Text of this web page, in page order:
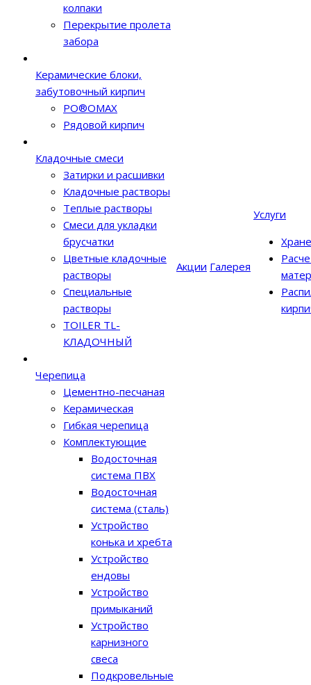
колпаки
Перекрытие пролета
забора
Керамические блоки,
забутовочный кирпич
PO®OMAX
Рядовой кирпич
Кладочные смеси
Затирки и расшивки
Кладочные растворы
Теплые растворы
Смеси для укладки
брусчатки
Цветные кладочные
растворы
Специальные
растворы
TOILER TL-
КЛАДОЧНЫЙ
Черепица
Цементно-песчаная
Керамическая
Гибкая черепица
Комплектующие
Водосточная
система ПВХ
Водосточная
система (сталь)
Устройство
конька и хребта
Устройство
ендовы
Устройство
примыканий
Устройство
карнизного
свеса
Подкровельные
Акции Галерея
Услуги